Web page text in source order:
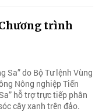
trình
Sa” do Bộ Tư lệnh Vùng
Nông nghiệp Tiến
hỗ trợ trực tiếp phân
cây xanh trên đảo.